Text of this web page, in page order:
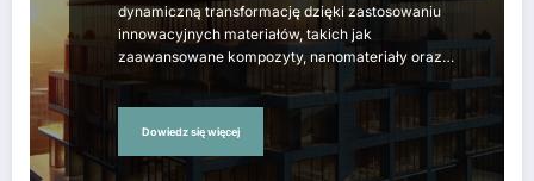
dynamiczną transformację dzięki zastosowaniu
innowacyjnych materiałów, takich jak
zaawansowane kompozyty, nanomateriały oraz…
Dowiedz się więcej